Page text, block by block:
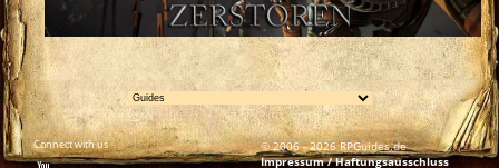
Connect with us
© 2006 - 2026 RPGuides.de
Impressum / Haftungsausschluss